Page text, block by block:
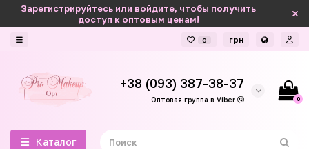
Зарегистрируйтесь или войдите, чтобы получить
доступ к оптовым ценам!
0 грн
+38 (093) 387-38-37
Оптовая группа в Viber 0
Каталог